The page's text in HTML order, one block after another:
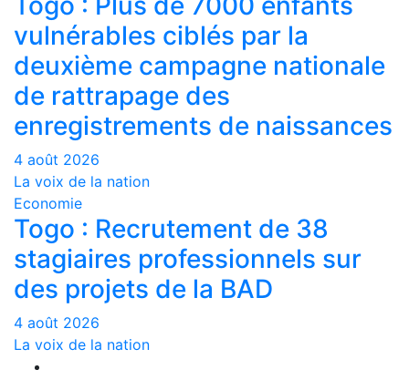
vulnérables ciblés par la
deuxième campagne nationale
de rattrapage des
enregistrements de naissances
4 août 2026
La voix de la nation
Economie
Togo : Recrutement de 38
stagiaires professionnels sur
des projets de la BAD
4 août 2026
La voix de la nation